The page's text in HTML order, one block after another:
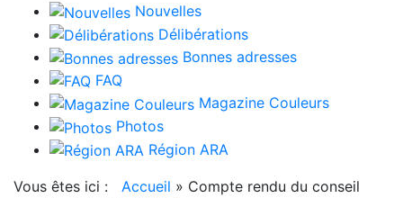
Nouvelles
Délibérations
Bonnes adresses
FAQ
Magazine Couleurs
Photos
Région ARA
Vous êtes ici : Accueil » Compte rendu du conseil